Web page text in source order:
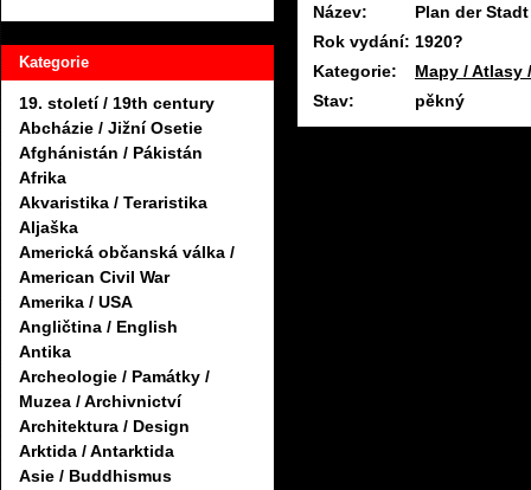
Kategorie
19. století / 19th century
Abcházie / Jižní Osetie
Afghánistán / Pákistán
Afrika
Akvaristika / Teraristika
Aljaška
Americká občanská válka /
American Civil War
Amerika / USA
Angličtina / English
Antika
Archeologie / Památky /
Muzea / Archivnictví
Architektura / Design
Arktida / Antarktida
Asie / Buddhismus
Název:
Plan der
Rok vydání: 1920?
Kategorie:
Mapy / Atlasy
Stav:
pěkný